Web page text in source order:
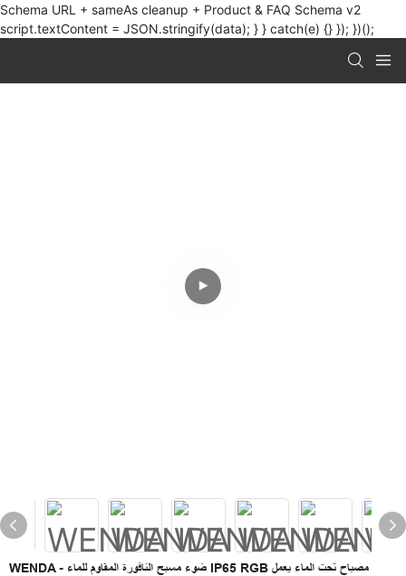
Schema URL + sameAs cleanup + Product & FAQ Schema v2
script.textContent = JSON.stringify(data); } } catch(e) {} }); })();
WENDA - ضوء مسبح النافورة المقاوم للماء IP65 RGB مصباح تحت الماء يعمل